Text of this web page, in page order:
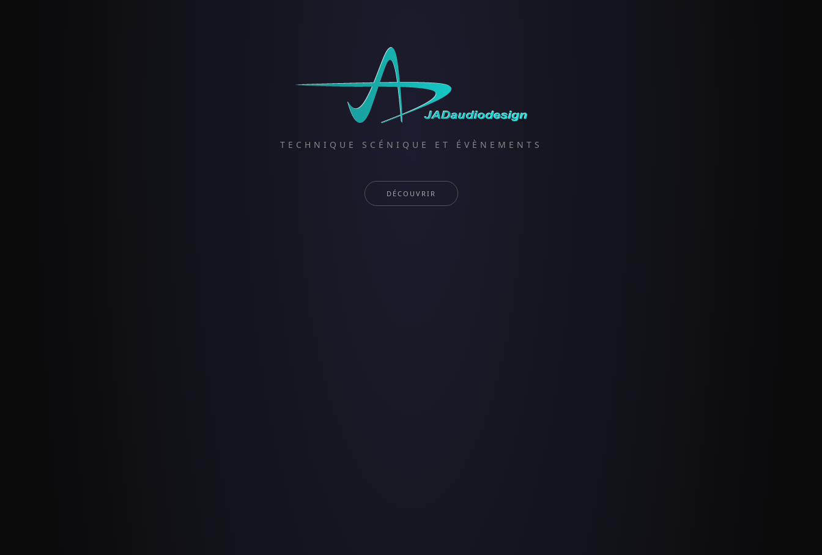
TECHNIQUE SCÉNIQUE ET ÉVÈNEMENTS
DÉCOUVRIR